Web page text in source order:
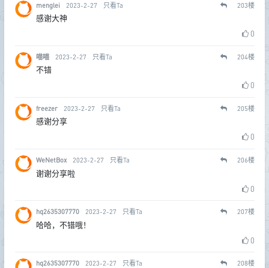
menglei 2023-2-27 只看Ta 203楼
感谢大神
0
喵喵 2023-2-27 只看Ta 204楼
不错
0
freezer 2023-2-27 只看Ta 205楼
感谢分享
0
WeNetBox 2023-2-27 只看Ta 206楼
谢谢分享啦
0
hq2635307770 2023-2-27 只看Ta 207楼
哈哈，不错哦！
0
hq2635307770 2023-2-27 只看Ta 208楼